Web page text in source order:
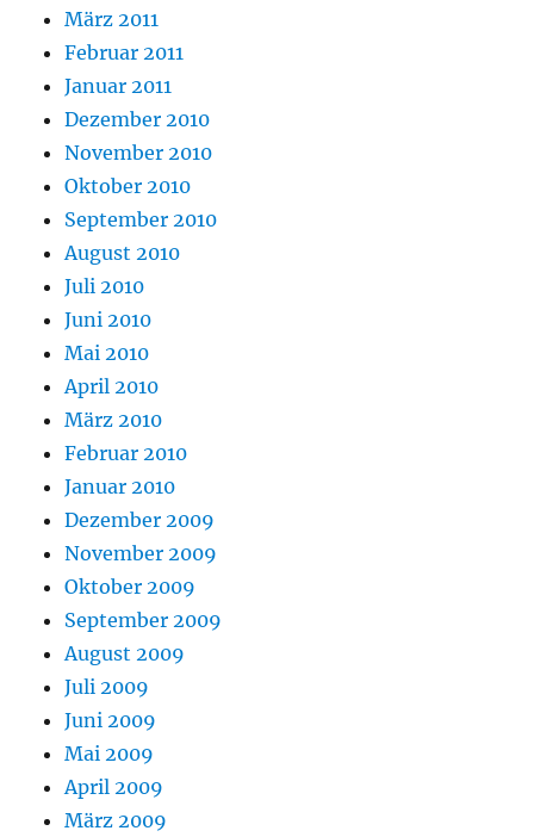
März 2011
Februar 2011
Januar 2011
Dezember 2010
November 2010
Oktober 2010
September 2010
August 2010
Juli 2010
Juni 2010
Mai 2010
April 2010
März 2010
Februar 2010
Januar 2010
Dezember 2009
November 2009
Oktober 2009
September 2009
August 2009
Juli 2009
Juni 2009
Mai 2009
April 2009
März 2009